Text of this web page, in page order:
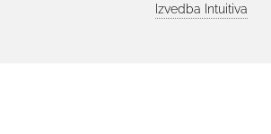
Izvedba Intuitiva